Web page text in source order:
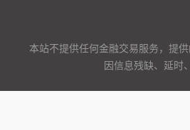
本站不提供任何金融交易服务，提
因信息残缺、延时